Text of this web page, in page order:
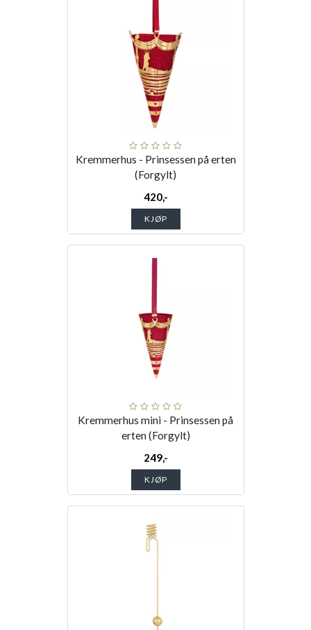
Kremmerhus - Prinsessen på erten
(Forgylt)
420,-
KJØP
Kremmerhus mini - Prinsessen på
erten (Forgylt)
249,-
KJØP